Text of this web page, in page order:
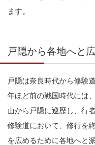
ます。
戸隠から各地へと
戸隠は奈良時代から修験
年ほど前の戦国時代には
山から戸隠に巡歴し、行
修験道において、修行を
を広めるために各地へと